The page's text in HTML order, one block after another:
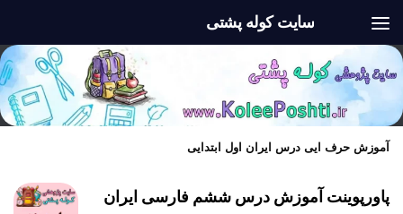
سایت کوله پشتی
آموزش حرف ایی درس ایران اول ابتدایی
پاورپوینت آموزش درس ششم فارسی ایران